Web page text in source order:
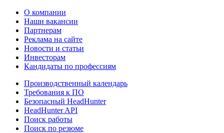
О компании
Наши вакансии
Партнерам
Реклама на сайте
Новости и статьи
Инвесторам
Кандидаты по профессиям
Производственный календарь
Требования к ПО
Безопасный HeadHunter
HeadHunter API
Поиск работы
Поиск по резюме